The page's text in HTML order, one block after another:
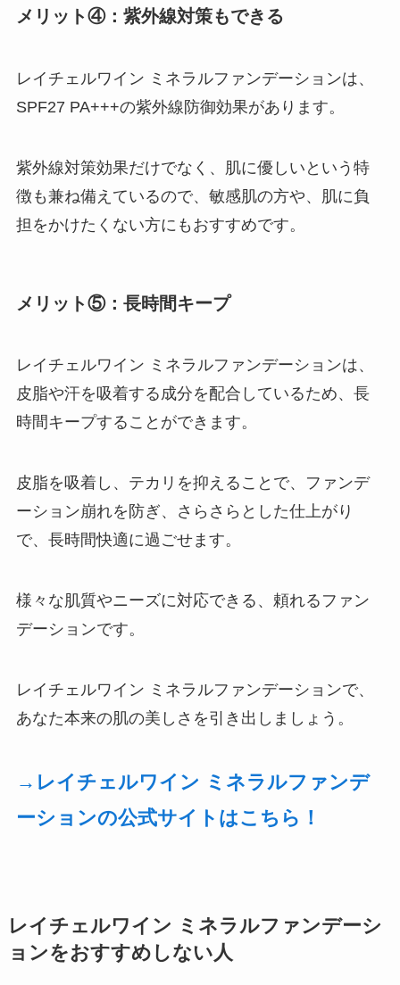
メリット④：紫外線対策もできる
レイチェルワイン ミネラルファンデーションは、
SPF27 PA+++の紫外線防御効果があります。
紫外線対策効果だけでなく、肌に優しいという特
徴も兼ね備えているので、敏感肌の方や、肌に負
担をかけたくない方にもおすすめです。
メリット⑤：長時間キープ
レイチェルワイン ミネラルファンデーションは、
皮脂や汗を吸着する成分を配合しているため、長
時間キープすることができます。
皮脂を吸着し、テカリを抑えることで、ファンデ
ーション崩れを防ぎ、さらさらとした仕上がり
で、長時間快適に過ごせます。
様々な肌質やニーズに対応できる、頼れるファン
デーションです。
レイチェルワイン ミネラルファンデーションで、
あなた本来の肌の美しさを引き出しましょう。
→レイチェルワイン ミネラルファンデ
ーションの公式サイトはこちら！
レイチェルワイン ミネラルファンデーシ
ョンをおすすめしない人